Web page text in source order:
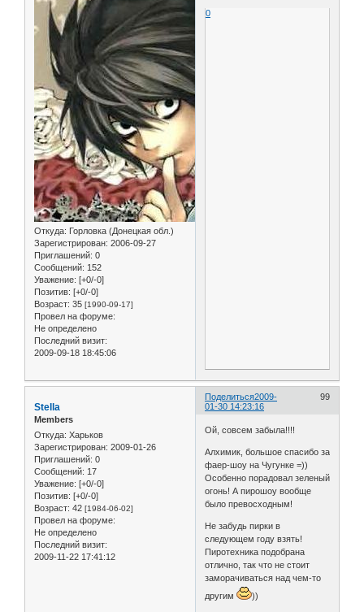
Откуда: Горловка (Донецкая обл.)
Зарегистрирован: 2006-09-27
Приглашений: 0
Сообщений: 152
Уважение: [+0/-0]
Позитив: [+0/-0]
Возраст: 35 [1990-09-17]
Провел на форуме:
Не определено
Последний визит:
2009-09-18 18:45:06
0
Поделиться 99
2009-
01-30 14:23:16
Stella
Members
Откуда: Харьков
Зарегистрирован: 2009-01-26
Приглашений: 0
Сообщений: 17
Уважение: [+0/-0]
Позитив: [+0/-0]
Возраст: 42 [1984-06-02]
Провел на форуме:
Не определено
Последний визит:
2009-11-22 17:41:12
Ой, совсем забыла!!!!
Алхимик, большое спасибо за
фаер-шоу на Чугунке =))
Особенно порадовал зеленый
огонь! А пирошоу вообще
было превосходным!
Не забудь пирки в
следующем году взять!
Пиротехника подобрана
отлично, так что не стоит
заморачиваться над чем-то
другим
))